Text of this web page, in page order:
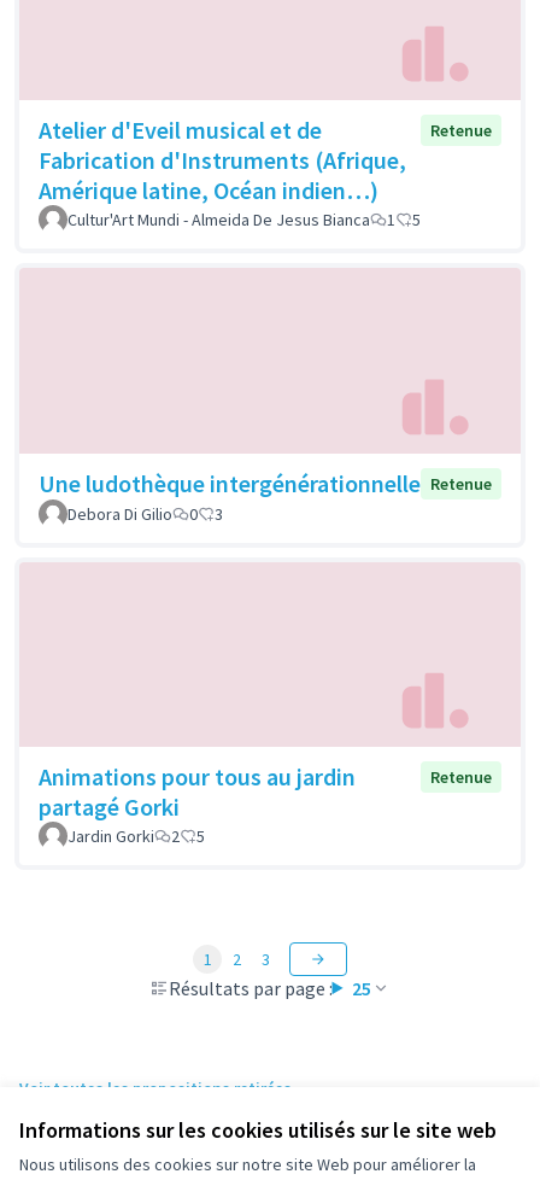
Informations sur les cookies utilisés sur le site web
Nous utilisons des cookies sur notre site Web pour améliorer la
Atelier d'Eveil musical et de
Fabrication d'Instruments (Afrique,
Amérique latine, Océan indien…)
Retenue
Cultur'Art Mundi - Almeida De Jesus Bianca 1 5
Une ludothèque intergénérationnelle Retenue
Debora Di Gilio
0 3
Animations pour tous au jardin
partagé Gorki
Retenue
Jardin Gorki 2 5
Résultats par page : 25
1 2 3
Voir toutes les propositions retirées
Conditions d'utilisation